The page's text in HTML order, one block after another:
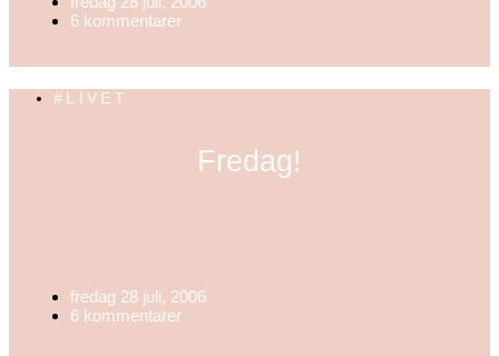
6 kommentarer
#LIVET
Fredag!
fredag 28 juli, 2006
6 kommentarer